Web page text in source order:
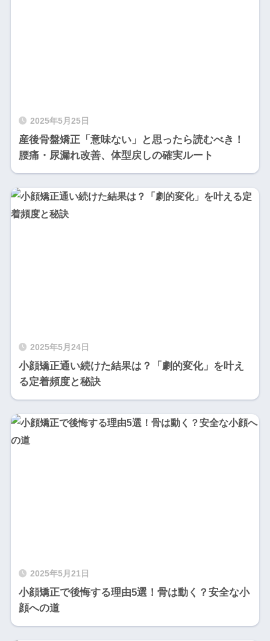
2025年5月25日
産後骨盤矯正「意味ない」と思ったら読むべき！
腰痛・尿漏れ改善、体型戻しの確実ルート
2025年5月24日
小顔矯正通い続けた結果は？「劇的変化」を叶え
る定着頻度と秘訣
2025年5月21日
小顔矯正で後悔する理由5選！骨は動く？安全な小
顔への道